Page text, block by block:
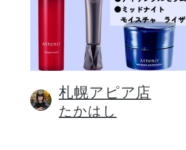
札幌アピア店
たかはし